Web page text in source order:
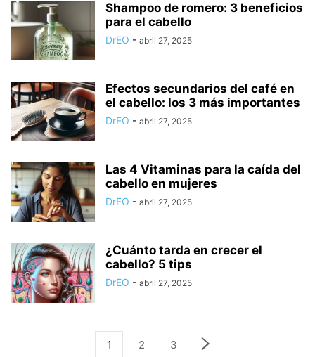
Shampoo de romero: 3 beneficios
para el cabello
DrEO - abril 27, 2025
Efectos secundarios del café en
el cabello: los 3 más importantes
DrEO - abril 27, 2025
Las 4 Vitaminas para la caída del
cabello en mujeres
DrEO - abril 27, 2025
¿Cuánto tarda en crecer el
cabello? 5 tips
DrEO - abril 27, 2025
1 2 3